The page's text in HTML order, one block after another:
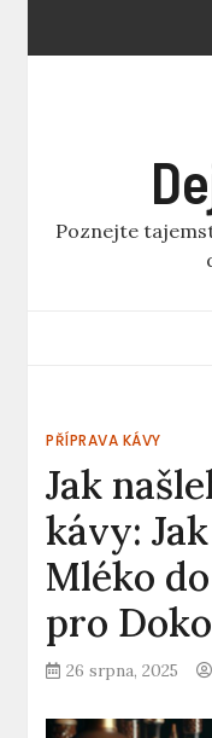
Poznejte
PŘÍPRAVA KÁVY
Jak
kávy:
Mléko
pro
26 srpna, 2025